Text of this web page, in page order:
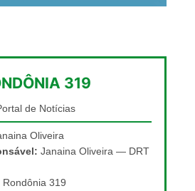
319
de Notícias
Oliveira
Janaina Oliveira — DRT
Rondônia 319